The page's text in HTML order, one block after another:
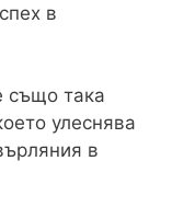
в
също така
улеснява
в